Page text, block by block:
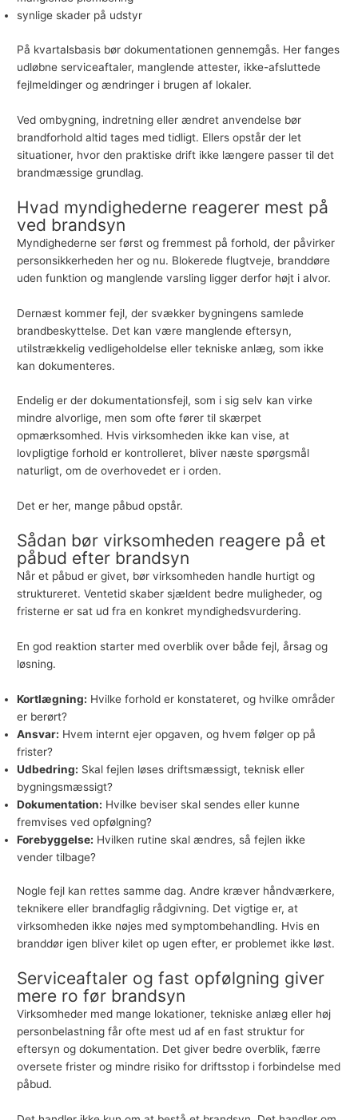
synlige skader på udstyr
På kvartalsbasis bør dokumentationen gennemgås. Her fanges
udløbne serviceaftaler, manglende attester, ikke-afsluttede
fejlmeldinger og ændringer i brugen af lokaler.
Ved ombygning, indretning eller ændret anvendelse bør
brandforhold altid tages med tidligt. Ellers opstår der let
situationer, hvor den praktiske drift ikke længere passer til det
brandmæssige grundlag.
Hvad myndighederne reagerer mest på
ved brandsyn
Myndighederne ser først og fremmest på forhold, der påvirker
personsikkerheden her og nu. Blokerede flugtveje, branddøre
uden funktion og manglende varsling ligger derfor højt i alvor.
Dernæst kommer fejl, der svækker bygningens samlede
brandbeskyttelse. Det kan være manglende eftersyn,
utilstrækkelig vedligeholdelse eller tekniske anlæg, som ikke
kan dokumenteres.
Endelig er der dokumentationsfejl, som i sig selv kan virke
mindre alvorlige, men som ofte fører til skærpet
opmærksomhed. Hvis virksomheden ikke kan vise, at
lovpligtige forhold er kontrolleret, bliver næste spørgsmål
naturligt, om de overhovedet er i orden.
Det er her, mange påbud opstår.
Sådan bør virksomheden reagere på et
påbud efter brandsyn
Når et påbud er givet, bør virksomheden handle hurtigt og
struktureret. Ventetid skaber sjældent bedre muligheder, og
fristerne er sat ud fra en konkret myndighedsvurdering.
En god reaktion starter med overblik over både fejl, årsag og
løsning.
Kortlægning: Hvilke forhold er konstateret, og hvilke områder
er berørt?
Ansvar: Hvem internt ejer opgaven, og hvem følger op på
frister?
Udbedring: Skal fejlen løses driftsmæssigt, teknisk eller
bygningsmæssigt?
Dokumentation: Hvilke beviser skal sendes eller kunne
fremvises ved opfølgning?
Forebyggelse: Hvilken rutine skal ændres, så fejlen ikke
vender tilbage?
Nogle fejl kan rettes samme dag. Andre kræver håndværkere,
teknikere eller brandfaglig rådgivning. Det vigtige er, at
virksomheden ikke nøjes med symptombehandling. Hvis en
branddør igen bliver kilet op ugen efter, er problemet ikke løst.
Serviceaftaler og fast opfølgning giver
mere ro før brandsyn
Virksomheder med mange lokationer, tekniske anlæg eller høj
personbelastning får ofte mest ud af en fast struktur for
eftersyn og dokumentation. Det giver bedre overblik, færre
oversete frister og mindre risiko for driftsstop i forbindelse med
påbud.